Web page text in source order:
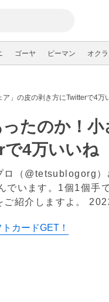
ゴーヤ ピーマン オクラ
」の皮の剥き方にTwitterで4万
たのか！
で4万いいね
ロ（@tetsublogorg
でいます。1個1個
紹介しますよ。
カードGET！